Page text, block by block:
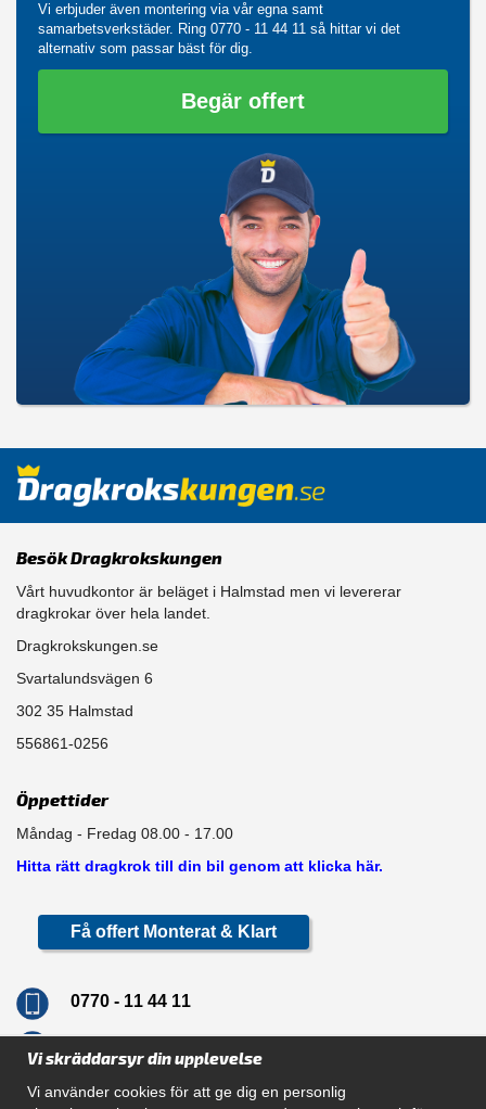
Vi erbjuder även montering via vår egna samt
samarbetsverkstäder. Ring 0770 - 11 44 11 så hittar vi det
alternativ som passar bäst för dig.
Begär offert
Besök Dragkrokskungen
Vårt huvudkontor är beläget i Halmstad men vi levererar
dragkrokar över hela landet.
Dragkrokskungen.se
Svartalundsvägen 6
302 35 Halmstad
556861-0256
Öppettider
Måndag - Fredag 08.00 - 17.00
Hitta rätt dragkrok till din bil genom att klicka här.
Få offert Monterat & Klart
0770 - 11 44 11
Vi skräddarsyr din upplevelse
Vi använder cookies för att ge dig en personlig